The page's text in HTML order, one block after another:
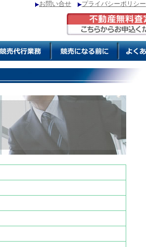
お問い合せ プライバシーポリシー